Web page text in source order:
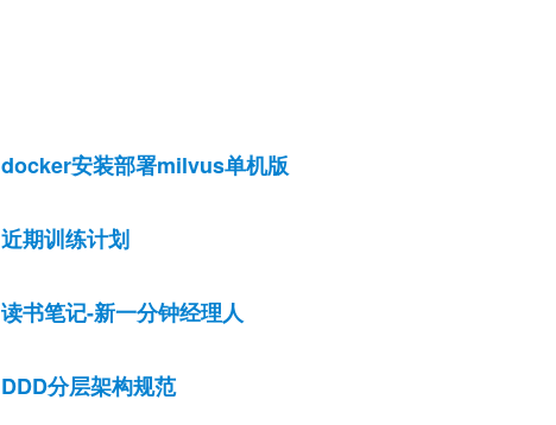
docker安装部署milvus单机版
近期训练计划
读书笔记-新一分钟经理人
DDD分层架构规范